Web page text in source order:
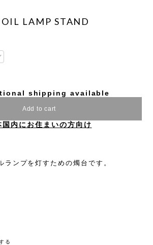
LAMP STAND
shipping available
Add to cart
国内にお住まいの方向け
ランプを灯すための燭台です。
る